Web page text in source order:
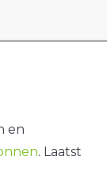
en
. Laatst